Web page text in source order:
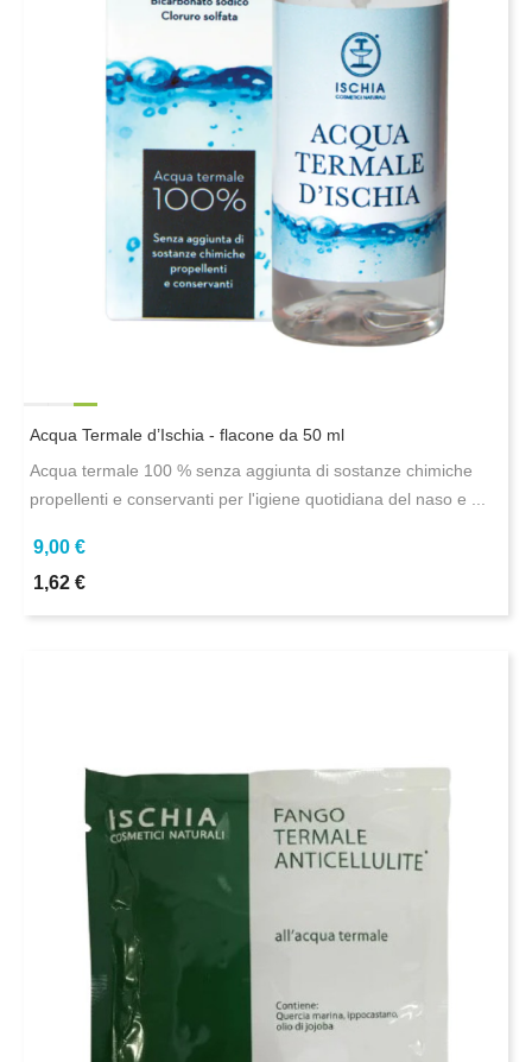
Acqua Termale d’Ischia - flacone da 50 ml
Acqua termale 100 % senza aggiunta di sostanze chimiche
propellenti e conservanti per l'igiene quotidiana del naso e ...
9,00 €
1,62 €